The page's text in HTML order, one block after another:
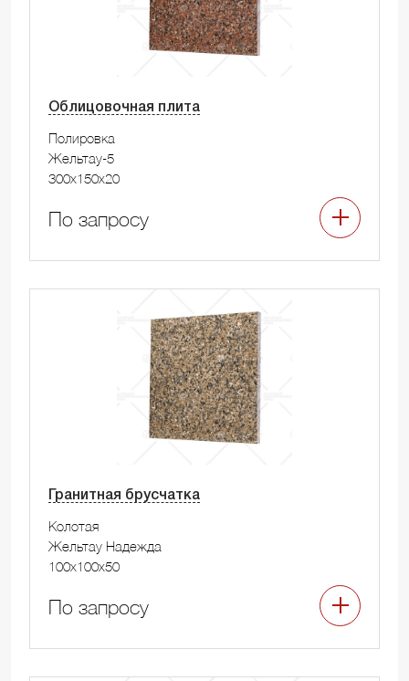
Облицовочная плита
Полировка
Жельтау-5
300x150x20
По запросу
Гранитная брусчатка
Колотая
Жельтау Надежда
100x100x50
По запросу